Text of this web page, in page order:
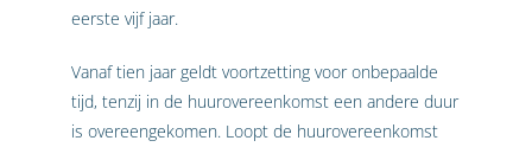
eerste vijf jaar.
Vanaf tien jaar geldt voortzetting voor onbepaalde
tijd, tenzij in de huurovereenkomst een andere duur
is overeengekomen. Loopt de huurovereenkomst